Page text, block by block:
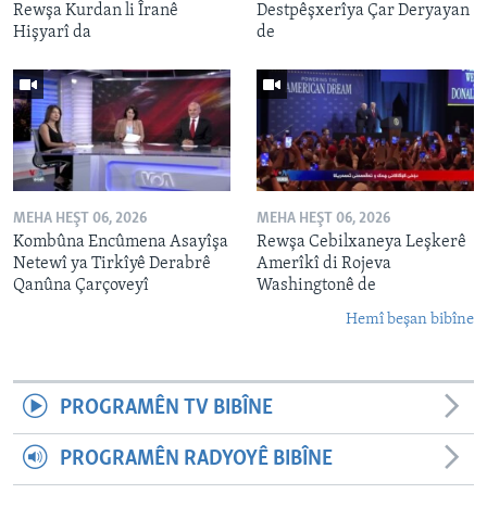
Rewşa Kurdan li Îranê
Hişyarî da
Destpêşxerîya Çar Deryayan
de
MEHA HEŞT 06, 2026
Kombûna Encûmena Asayîşa
Netewî ya Tirkîyê Derabrê
Qanûna Çarçoveyî
MEHA HEŞT 06, 2026
Rewşa Cebilxaneya Leşkerê
Amerîkî di Rojeva
Washingtonê de
Hemî beşan bibîne
PROGRAMÊN TV BIBÎNE
PROGRAMÊN RADYOYÊ BIBÎNE